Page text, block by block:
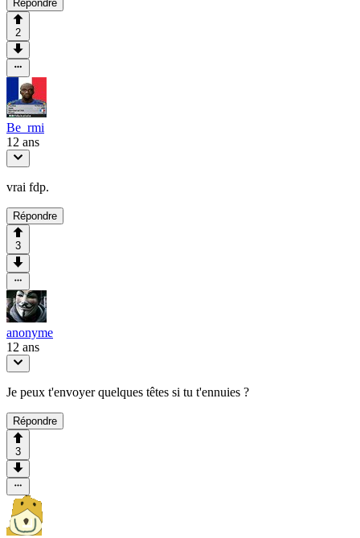
Répondre
2
Be_rmi
12 ans
vrai fdp.
Répondre
3
anonyme
12 ans
Je peux t'envoyer quelques têtes si tu t'ennuies ?
Répondre
3